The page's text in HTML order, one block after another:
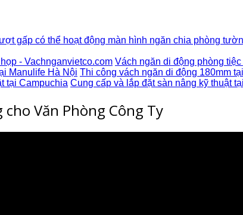
Vách ngăn di động phòng
Thi công vách ngăn di động 180mm
Cung cấp và lắp đặt sàn nâng kỹ thuật
Văn Phòng Công Ty